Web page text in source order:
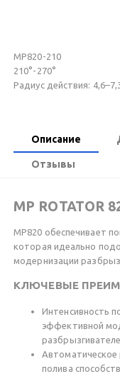
MP820-210
210°-270°
Радиус действия:
Описание
Отзывы
MP ROTATOR
MP820 обеспечивает
которая идеально
модернизации
КЛЮЧЕВЫЕ
Интенсивность
эффективной
Автоматическое
полива